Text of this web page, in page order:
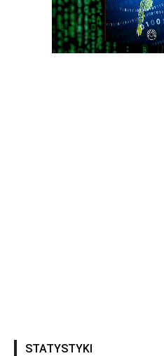
STATYSTYKI